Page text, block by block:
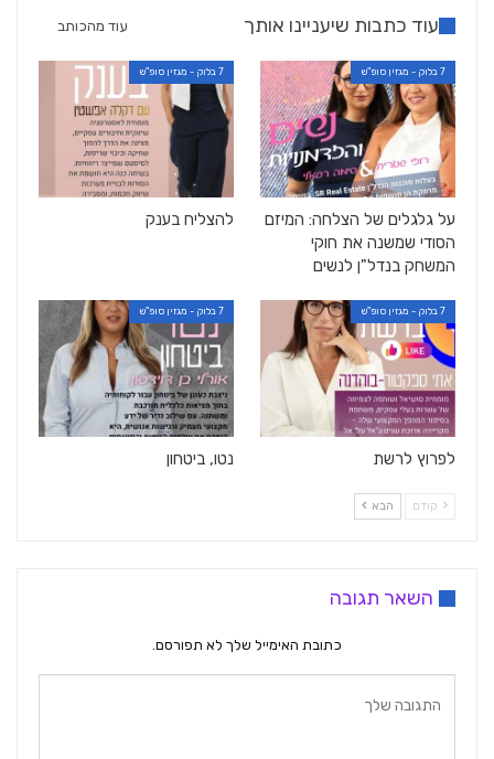
עוד כתבות שיעניינו אותך עוד מהכותב
7 בלוק - מגזין סופ"ש
על גלגלים של הצלחה: המיזם
הסודי שמשנה את חוקי
המשחק בנדל"ן לנשים
7 בלוק - מגזין סופ"ש
להצליח בענק
7 בלוק - מגזין סופ"ש
לפרוץ לרשת
7 בלוק - מגזין סופ"ש
נטו, ביטחון
קודם הבא
השאר תגובה
כתובת האימייל שלך לא תפורסם.